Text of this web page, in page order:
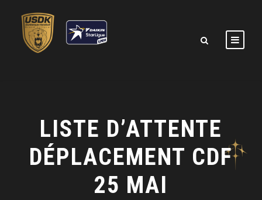
LISTE D’ATTENTE
DÉPLACEMENT CDF
25 MAI